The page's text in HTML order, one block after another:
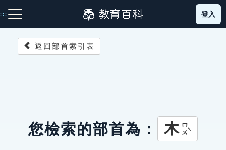
到
主
::: 登入
:::
返回部首索引表
您檢索的部首為： 木ㄇㄨˋ